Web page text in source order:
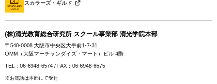
スカラーズ・ギルド
(株)清光教育総合研究所 スクール事業部 清光学院本部
〒540-0008 大阪市中央区大手前1-7-31
OMM（大阪マーチャンダイズ・マート）ビル 4階
TEL：06-6948-6574 / FAX：06-6948-6575
※お電話は本部にて受付